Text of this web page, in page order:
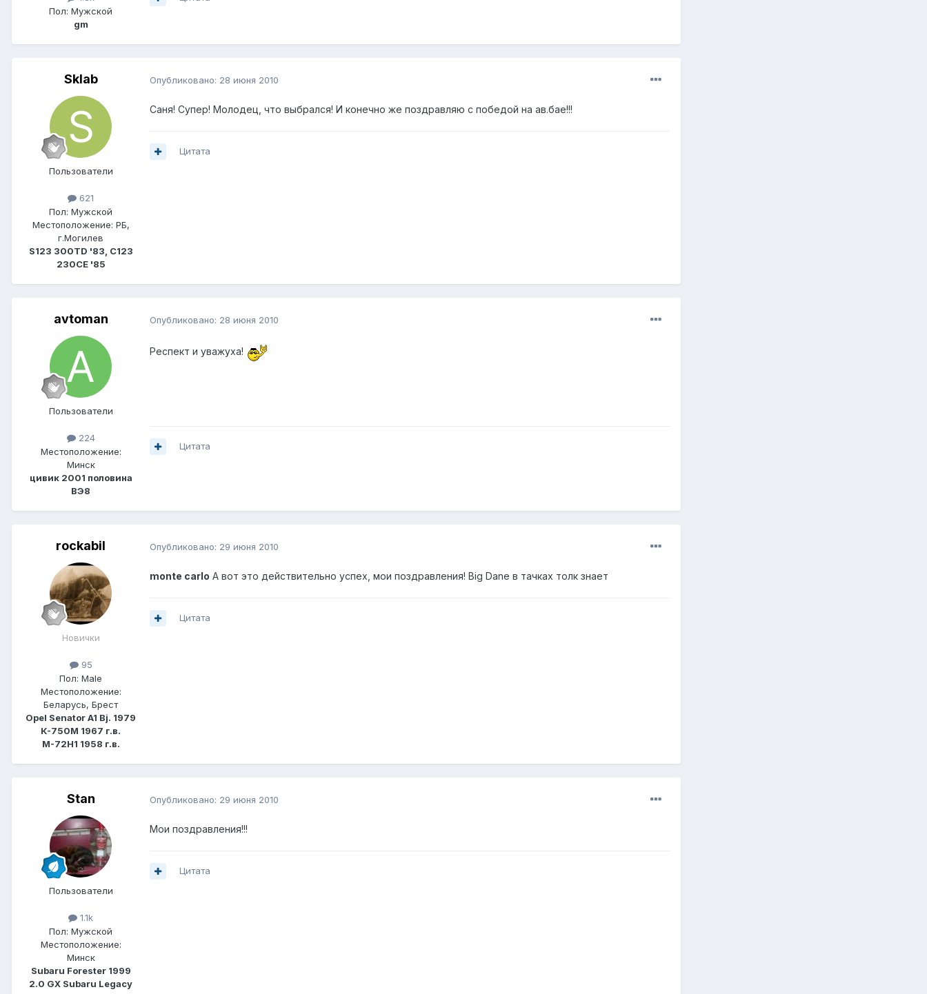
Пол: Мужской
gm
Sklab
Пользователи
621
Пол: Мужской
Местоположение: РБ,
г.Могилев
S123 300TD '83, C123
230CE '85
Опубликовано: 28 июня 2010
Саня! Супер! Молодец, что выбрался! И конечно же поздравляю с победой на ав.бае!!!
Цитата
avtoman
Пользователи
224
Местоположение:
Минск
цивик 2001 половина
ВЭ8
Опубликовано: 28 июня 2010
Респект и уважуха!
Цитата
rockabil
Новички
95
Пол: Male
Местоположение:
Беларусь, Брест
Opel Senator A1 Bj. 1979
К-750М 1967 г.в.
М-72Н1 1958 г.в.
Опубликовано: 29 июня 2010
monte carlo А вот это действительно успех, мои поздравления! Big Dane в тачках толк знает
Цитата
Stan
Пользователи
1.1k
Пол: Мужской
Местоположение:
Минск
Subaru Forester 1999
2.0 GX Subaru Legacy
Опубликовано: 29 июня 2010
Мои поздравления!!!
Цитата